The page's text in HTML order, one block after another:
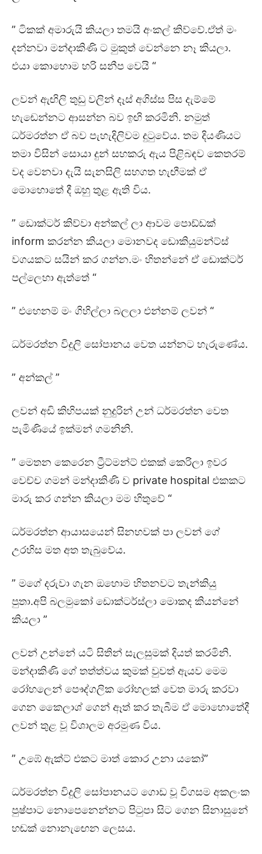
” ටිකක් අමාරුයි කියලා තමයි අංකල් කිව්වේ.ඒත් මං
දන්නවා මන්දාකිණි ට මුකුත් වෙන්නෙ නෑ කියලා.
එයා කොහොම හරි සනීප වෙයි “
ලවන් ඇඟිලි තුඩු වලින් දෑස් අගිස්ස පිස දැම්මේ
හැඬෙන්නට ආසන්න බව ඉඟි කරමිනි. නමුත්
ධර්මරත්න ඒ බව පැහැදිලිවම දුටුවේය. තම දියණියට
තමා විසින් සොයා දුන් සහකරු ඇය පිළිබඳව කෙතරම්
වද වෙනවා දැයි සැනසිලි සහගත හැඟීමක් ඒ
මොහොතේ දී ඔහු තුළ ඇති විය.
” ඩොක්ටර් කිව්වා අන්කල් ලා ආවම පොඩ්ඩක්
inform කරන්න කියලා මොනවද ඩොකියුමන්ට්ස්
වගයකට සයින් කර ගන්න.මං හිතන්නේ ඒ ඩොක්ටර්
පල්ලෙහා ඇත්තේ “
” එහෙනම් මං ගිහිල්ලා බලලා එන්නම් ලවන් “
ධර්මරත්න විදුලි සෝපානය වෙත යන්නට හැරුණේය.
” අන්කල් ”
ලවන් අඩි කිහිපයක් නුදුරින් උන් ධර්මරත්න වෙත
පැමිණියේ ඉක්මන් ගමනිනි.
” මෙතන කෙරෙන ට්‍රීට්මන්ට් එකක් කෙරිලා ඉවර
වෙච්ච ගමන් මන්දාකිණි ව private hospital එකකට
මාරු කර ගන්න කියලා මම හිතුවේ “
ධර්මරත්න ආයාසයෙන් සිනහවක් පා ලවන් ගේ
උරහිස මත අත තැබුවේය.
” මගේ දරුවා ගැන ඔහොම හිතනවට තැන්කියු
පුතා.අපි බලමුකෝ ඩොක්ටර්ස්ලා මොකද කියන්නේ
කියලා ”
ලවන් උන්නේ යටි සිතින් සැලසුමක් දියත් කරමිනි.
මන්දාකිණි ගේ තත්ත්වය කුමක් වුවත් ඇයව මෙම
රෝහලෙන් පෞද්ගලික රෝහලක් වෙත මාරු කරවා
ගෙන කෛලාශ් ගෙන් ඈත් කර තැබීම ඒ මොහොතේදී
ලවන් තුළ වූ විශාලම අරමුණ විය.
” උඹේ ඇක්ට් එකට මාත් කොර උනා යකෝ”
ධර්මරත්න විදුලි සෝපානයට ගොඩ වූ විගසම අකලංක
පුෂ්පාට නොපෙනෙන්නට පිටුපා සිට ගෙන සිනාසුනේ
හඬක් නොනැඟෙන ලෙසය.